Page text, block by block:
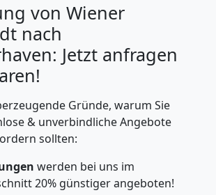
von Wiener
nach
Jetzt anfragen
Gründe, warum Sie
& unverbindliche Angebote
sollten:
werden bei uns im
20% günstiger angeboten!